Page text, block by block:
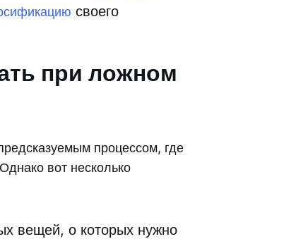
своего
при ложном
процессом, где
вот несколько
вещей, о которых нужно